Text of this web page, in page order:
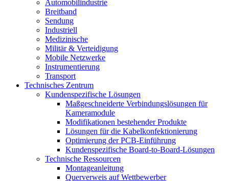
Automobilindustrie
Breitband
Sendung
Industriell
Medizinische
Militär & Verteidigung
Mobile Netzwerke
Instrumentierung
Transport
Technisches Zentrum
Kundenspezifische Lösungen
Maßgeschneiderte Verbindungslösungen für
Kameramodule
Modifikationen bestehender Produkte
Lösungen für die Kabelkonfektionierung
Optimierung der PCB-Einführung
Kundenspezifische Board-to-Board-Lösungen
Technische Ressourcen
Montageanleitung
Querverweis auf Wettbewerber